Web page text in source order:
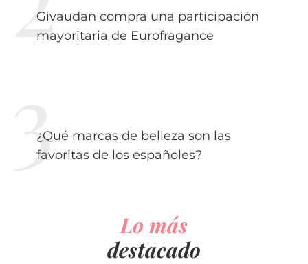
Givaudan compra una participación
mayoritaria de Eurofragance
¿Qué marcas de belleza son las
favoritas de los españoles?
Lo más
destacado